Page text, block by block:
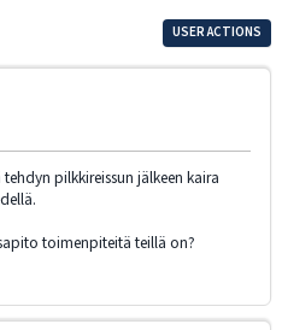
USER ACTIONS
pilkkireissun jälkeen kaira
toimenpiteitä teillä on?